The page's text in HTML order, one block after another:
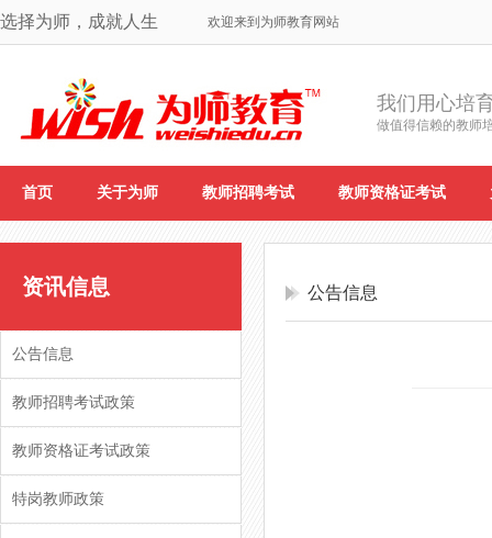
选择为师，成就人生 欢迎来到为师教育网站
我们用心培
做值得信赖的教师
首页 关于为师 教师招聘考试 教师资格证考试
资讯信息
公告信息
教师招聘考试政策
教师资格证考试政策
特岗教师政策
公告信息